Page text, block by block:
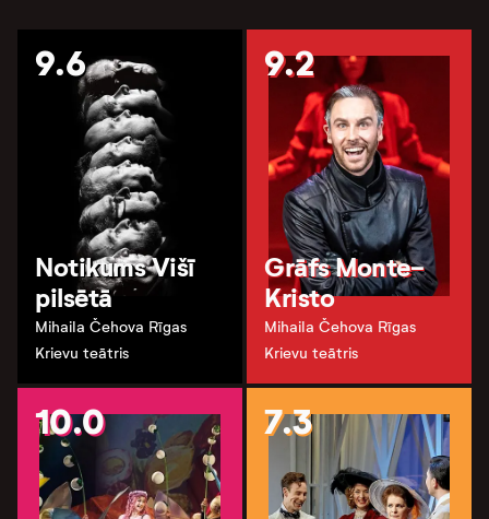
9.6
Notikums Višī
pilsētā
Mihaila Čehova Rīgas
Krievu teātris
9.2
Grāfs Monte-
Kristo
Mihaila Čehova Rīgas
Krievu teātris
10.0 7.3